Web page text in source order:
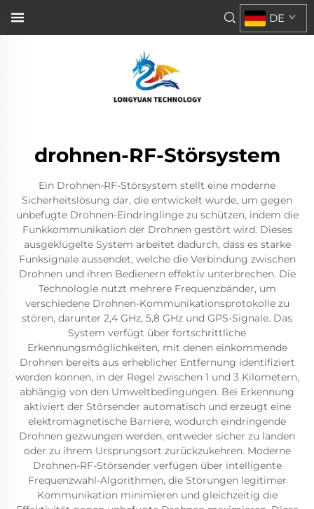
DE
drohnen-RF-Störsystem
Ein Drohnen-RF-Störsystem stellt eine moderne
Sicherheitslösung dar, die entwickelt wurde, um gegen
unbefugte Drohnen-Eindringlinge zu schützen, indem die
Funkkommunikation der Drohnen gestört wird. Dieses
ausgeklügelte System arbeitet dadurch, dass es starke
Funksignale aussendet, welche die Verbindung zwischen
Drohnen und ihren Bedienern effektiv unterbrechen. Die
Technologie nutzt mehrere Frequenzbänder, um
verschiedene Drohnen-Kommunikationsprotokolle zu
stören, darunter 2,4 GHz, 5,8 GHz und GPS-Signale. Das
System verfügt über fortschrittliche
Erkennungsmöglichkeiten, mit denen einkommende
Drohnen bereits aus erheblicher Entfernung identifiziert
werden können, in der Regel zwischen 1 und 3 Kilometern,
abhängig von den Umweltbedingungen. Bei Erkennung
aktiviert der Störsender automatisch und erzeugt eine
elektromagnetische Barriere, wodurch eindringende
Drohnen gezwungen werden, entweder sicher zu landen
oder zu ihrem Ursprungsort zurückzukehren. Moderne
Drohnen-RF-Störsender verfügen über intelligente
Frequenzwahl-Algorithmen, die Störungen legitimer
Kommunikation minimieren und gleichzeitig die